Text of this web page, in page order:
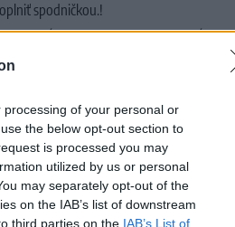
of your personal or
the below opt-out section to
is processed you may
utilized by us or personal
may separately opt-out of the
on the IAB’s list of downstream
third parties on the IAB’s List of
spodničkou.!
dĺžka (veľkosť S ): 101,6 cm,Dĺžka
Viskóza, opasok: 50% Polyester,